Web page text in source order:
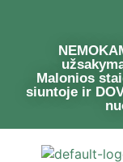
Malonios
siuntoje ir